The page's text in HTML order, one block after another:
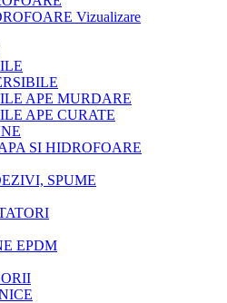
Vizualizare
APE MURDARE
APE CURATE
SI HIDROFOARE
SPUME
EPDM